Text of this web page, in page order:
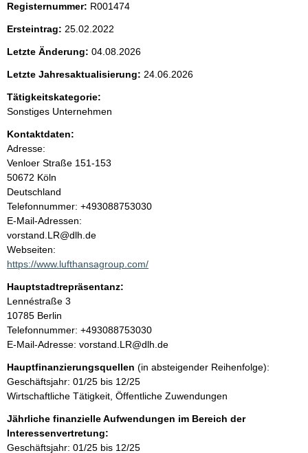
t
e
n
i
n
h
a
l
t
Registernummer: R001474
Ersteintrag: 25.02.2022
Letzte Änderung: 04.08.2026
Letzte Jahresaktualisierung: 24.06.2026
Tätigkeitskategorie:
Sonstiges Unternehmen
Kontaktdaten:
Adresse:
Venloer Straße 151-153
50672 Köln
Deutschland
K
o
n
t
a
t
i
n
o
r
m
a
i
o
Telefonnummer: +493088753030
E-Mail-Adressen:
vorstand.LR@dlh.de
Webseiten:
https://www.lufthansagroup.com/
Hauptstadtrepräsentanz:
A
d
r
e
s
e
Lennéstraße 3
10785 Berlin
K
o
t
a
k
t
i
n
Telefonnummer: +493088753030
E-Mail-Adresse: vorstand.LR@dlh.de
Hauptfinanzierungsquellen (in absteigender Reihenfolge):
Geschäftsjahr: 01/25 bis 12/25
Wirtschaftliche Tätigkeit, Öffentliche Zuwendungen
Jährliche finanzielle Aufwendungen im Bereich der
Interessenvertretung:
Geschäftsjahr: 01/25 bis 12/25